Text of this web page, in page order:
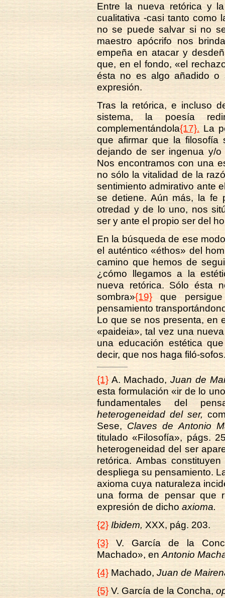
Entre la nueva retórica y
cualitativa -casi tanto como
no se puede salvar si no
maestro apócrifo nos
empeña en atacar y
que, en el fondo, «el
ésta no es algo añadido o
expresión.
Tras la retórica, e incluso
sistema, la poesía
complementándola{17}. La
que afirmar que la
dejando de ser ingenua y/o
Nos encontramos con una
no sólo la vitalidad de la
sentimiento admirativo ante
se detiene. Aún más, la fe
otredad y de lo uno, nos
ser y ante el propio ser del
En la búsqueda de ese
el auténtico «éthos» del
camino que hemos de
¿cómo llegamos a la
nueva retórica. Sólo ésta
sombra»{19} que
pensamiento
Lo que se nos presenta, en
«paideia», tal vez una
una educación estética
decir, que nos haga filó-
{1} A. Machado,Juan de
esta formulación «ir de lo
fundamentales del
heterogeneidad del ser,
Sese, Claves de Antonio
titulado «Filosofía», págs.
heterogeneidad del ser
retórica. Ambas
despliega su pensamiento.
axioma cuya naturaleza
una forma de pensar que
expresión de dicho axioma.
{2} Ibidem, XXX, pág. 203.
{3} V. García de la
Machado», enAntonio
{4} Machado, Juan de
{5} V. García de la Concha,